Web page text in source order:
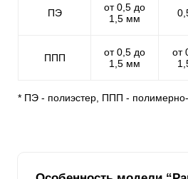
ПЭ
от 0,5 до
1,5 мм
ППП
от 0,5 до
1,5 мм
от
* ПЭ - полиэстер, ППП -